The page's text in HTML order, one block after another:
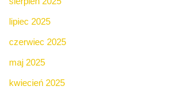
lipiec 2025
czerwiec 2025
maj 2025
kwiecień 2025